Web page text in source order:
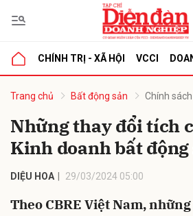
CHÍNH TRỊ - XÃ HỘI VCCI
Trang chủ Bất động sản Chính
Những thay đổi tích
Kinh doanh bất động
DIỆU HOA 29/03/2024 05:00
Theo CBRE Việt Nam,
luận